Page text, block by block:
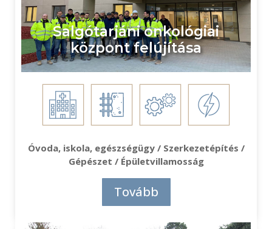
Salgótarjáni onkológiai
központ felújítása
Óvoda, iskola, egészségügy / Szerkezetépítés /
Gépészet / Épületvillamosság
Tovább